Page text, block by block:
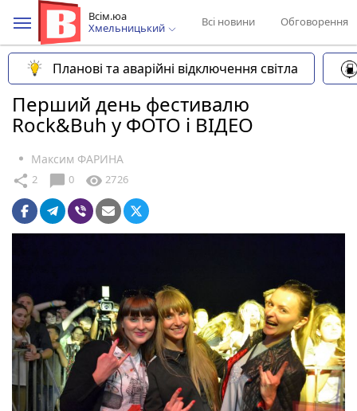
Всім.юа
Хмельницький
Всі новини Обговорення
Планові та аварійні відключення світла
Перший день фестивалю
Rock&Buh у ФОТО і ВІДЕО
Максим ФАРИНА
share 2 chat_bubble 0 visibility 2726